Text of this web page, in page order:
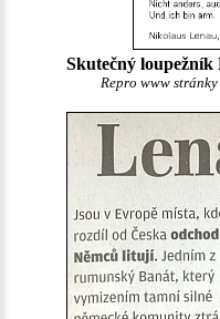
Skutečný loupežník
Repro www stránky